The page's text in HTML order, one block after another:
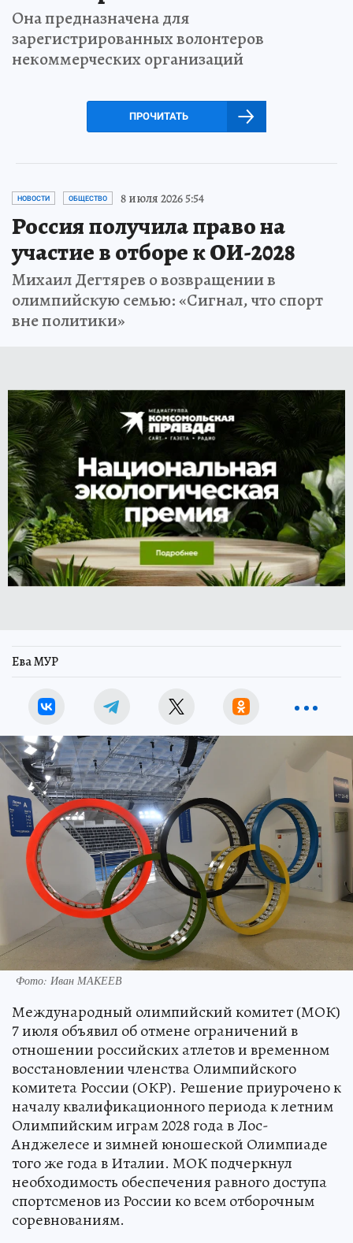
Она предназначена для
зарегистрированных волонтеров
некоммерческих организаций
ПРОЧИТАТЬ
НОВОСТИ ОБЩЕСТВО 8 июля 2026 5:54
Россия получила право на
участие в отборе к ОИ-2028
Михаил Дегтярев о возвращении в
олимпийскую семью: «Сигнал, что спорт
вне политики»
Ева МУР
Фото: Иван МАКЕЕВ
Международный олимпийский комитет (МОК)
7 июля объявил об отмене ограничений в
отношении российских атлетов и временном
восстановлении членства Олимпийского
комитета России (ОКР). Решение приурочено к
началу квалификационного периода к летним
Олимпийским играм 2028 года в Лос-
Анджелесе и зимней юношеской Олимпиаде
того же года в Италии. МОК подчеркнул
необходимость обеспечения равного доступа
спортсменов из России ко всем отборочным
соревнованиям.